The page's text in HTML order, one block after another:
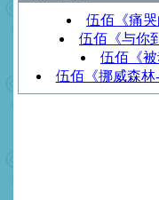
伍佰《痛哭
伍佰《与你
伍佰《被
伍佰《挪威森林